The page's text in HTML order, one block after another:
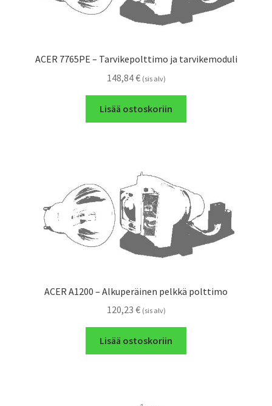
ACER 7765PE – Tarvikepolttimo ja tarvikemoduli
148,84€ (sis alv)
Lisää ostoskoriin
ACER A1200 – Alkuperäinen pelkkä polttimo
120,23 € (sis alv)
Lisää ostoskoriin